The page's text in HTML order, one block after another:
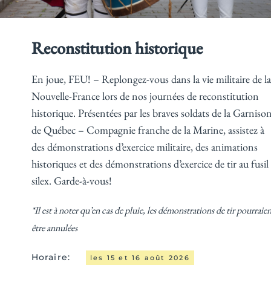
Reconstitution historique
En joue, FEU! – Replongez-vous dans la vie militaire de la
Nouvelle-France lors de nos journées de reconstitution
historique. Présentées par les braves soldats de la
de Québec – Compagnie franche de la Marine, assistez à
des démonstrations d’exercice militaire, des animations
historiques et des démonstrations d’exercice de tir au fusil
silex. Garde-à-vous!
*Il est à noter qu’en cas de pluie, les démonstrations de tir
être annulées
Horaire: les 15 et 16 août 2026